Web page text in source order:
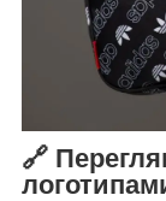
🔗